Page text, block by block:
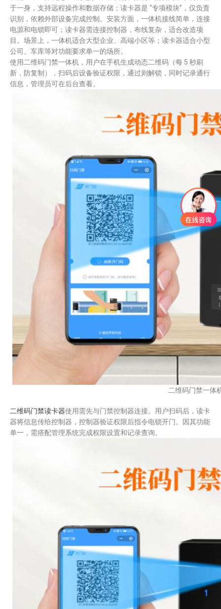
于一身，支持远程操作和数据存储；读卡器是 “专项模块”，仅负责
识别，依赖外部设备完成控制。安装方面，一体机接线简单，连接
电源和电锁即可；读卡器需连接控制器，布线复杂，适合改造项
目。场景上，一体机适合大型企业、高端小区等；读卡器适合小型
公司、车库等对功能要求单一的场所。
​使用二维码门禁一体机，用户在手机生成动态二维码（每 5 秒刷
新，防复制），扫码后设备验证权限，通过则解锁，同时记录通行
信息，管理员可在后台查看。​
二维码门禁一体
二维码门禁读卡器使用需先与门禁控制器连接。用户扫码后，读卡
器将信息传给控制器，控制器验证权限后指令电锁开门。因其功能
单一，需搭配管理系统完成权限设置和记录查询。